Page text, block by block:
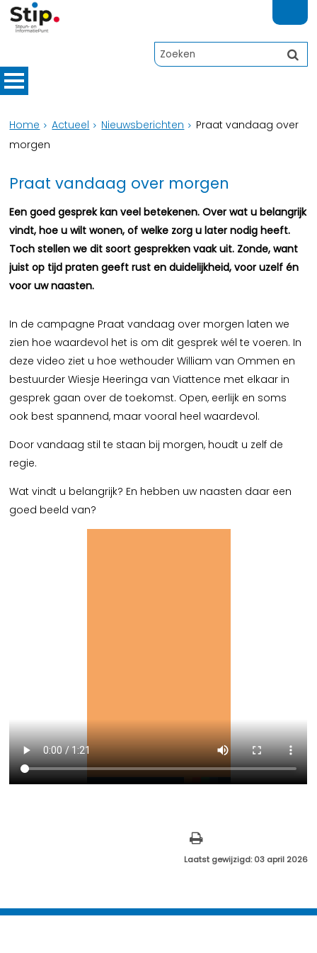
Home Actueel Nieuwsberichten
Praat vandaag over
morgen
Praat vandaag over morgen
Een goed gesprek kan veel betekenen. Over wat u belangrijk
vindt, hoe u wilt wonen, of welke zorg u later nodig heeft.
Toch stellen we dit soort gesprekken vaak uit. Zonde, want
juist op tijd praten geeft rust en duidelijkheid, voor uzelf én
voor uw naasten.
In de campagne Praat vandaag over morgen laten we
zien hoe waardevol het is om dit gesprek wél te voeren. In
deze video ziet u hoe wethouder William van Ommen en
bestuurder Wiesje Heeringa van Viattence met elkaar in
gesprek gaan over de toekomst. Open, eerlijk en soms
ook best spannend, maar vooral heel waardevol.
Door vandaag stil te staan bij morgen, houdt u zelf de
regie.
Wat vindt u belangrijk? En hebben uw naasten daar een
goed beeld van?
Laatst gewijzigd: 03 april 2026